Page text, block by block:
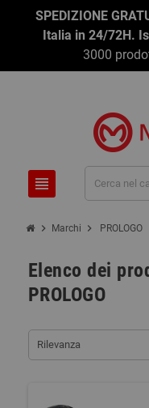
SPEDIZIONE
Italia in 24/72H.
3000
view_headline
chevron_right Marchi chevron_right PROLOGO
Elenco dei
PROLOGO
Rilevanza